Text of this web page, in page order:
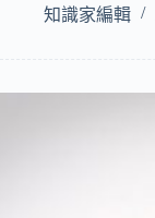
知識家編輯